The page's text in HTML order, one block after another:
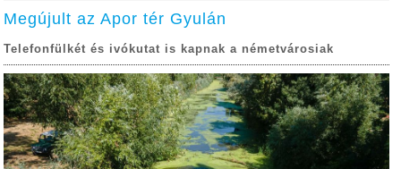
Megújult az Apor tér Gyulán
Telefonfülkét és ivókutat is kapnak a németvárosiak